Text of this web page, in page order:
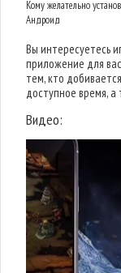
Кому желательно
Андроид
Вы интересуетесь
приложение для
тем, кто
доступное время,
Видео: